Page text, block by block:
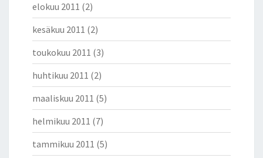
elokuu 2011 (2)
kesäkuu 2011 (2)
toukokuu 2011 (3)
huhtikuu 2011 (2)
maaliskuu 2011 (5)
helmikuu 2011 (7)
tammikuu 2011 (5)